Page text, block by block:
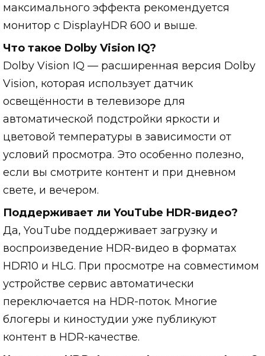
максимального эффекта рекомендуется
монитор с DisplayHDR 600 и выше.
Что такое Dolby Vision IQ?
Dolby Vision IQ — расширенная версия Dolby
Vision, которая использует датчик
освещённости в телевизоре для
автоматической подстройки яркости и
цветовой температуры в зависимости от
условий просмотра. Это особенно полезно,
если вы смотрите контент и при дневном
свете, и вечером.
Поддерживает ли YouTube HDR-видео?
Да, YouTube поддерживает загрузку и
воспроизведение HDR-видео в форматах
HDR10 и HLG. При просмотре на совместимом
устройстве сервис автоматически
переключается на HDR-поток. Многие
блогеры и киностудии уже публикуют
контент в HDR-качестве.